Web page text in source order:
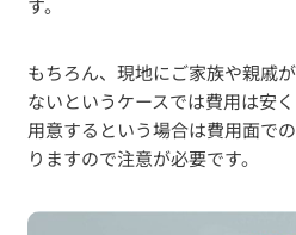
す。
もちろん、現地にご家族や親戚
ないというケースでは費用は安
用意するという場合は費用面で
りますので注意が必要です。